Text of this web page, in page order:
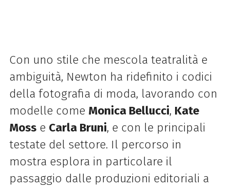
Con uno stile che mescola teatralità e
ambiguità, Newton ha ridefinito i codici
della fotografia di moda, lavorando con
modelle come Monica Bellucci, Kate
Mosse Carla Bruni, e con le principali
testate del settore. Il percorso in
mostra esplora in particolare il
passaggio dalle produzioni editoriali a